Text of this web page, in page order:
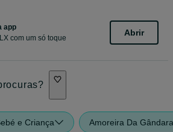
app
com um só toque
Abrir
e Criança Amoreira Da